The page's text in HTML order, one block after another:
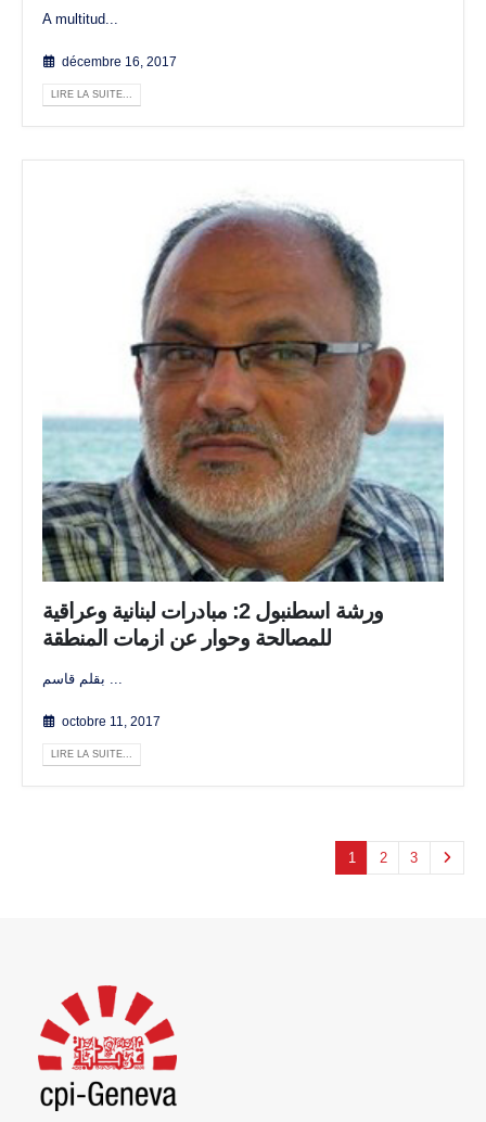
A multitud...
décembre 16, 2017
LIRE LA SUITE...
ورشة اسطنبول 2: مبادرات لبنانية وعراقية
للمصالحة وحوار عن ازمات المنطقة
octobre 11, 2017
LIRE LA SUITE...
1 2 3